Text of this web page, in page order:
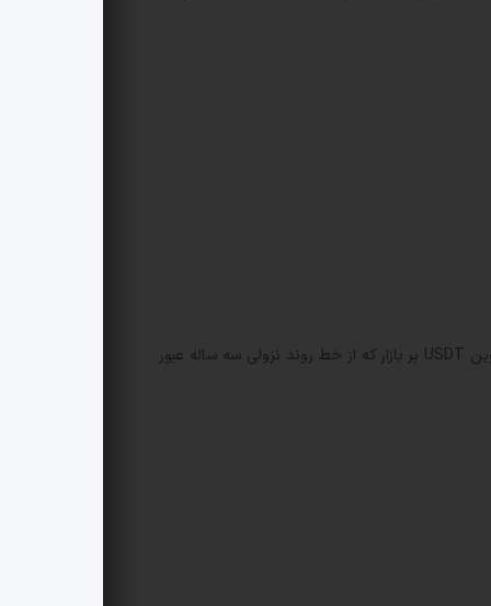
حفظ یا از دست رفتن سطوح تکنیکی کلیدی می تواند موجی از نقدینگی یا ورود دوباره خریداران را رقم بزند. افزایش تسلط استیبل کوین USDT بر بازار که از خط روند نزولی سه ساله عبور